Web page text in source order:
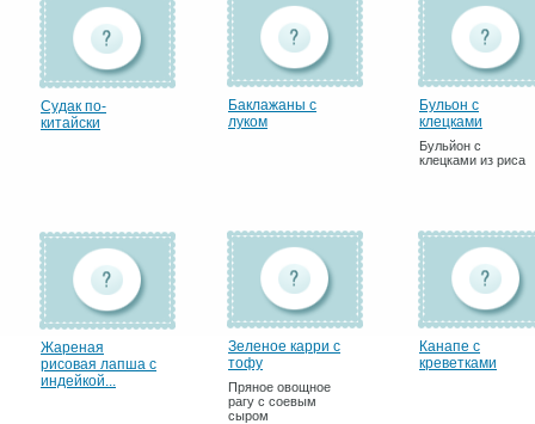
Cудак по-
китайски
Баклажаны с
луком
Бульон с
клецками
Бульйон с
клецками из риса
Жареная
рисовая лапша с
индейкой...
Зеленое карри с
тофу
Пряное овощное
рагу с соевым
сыром
Канапе с
креветками